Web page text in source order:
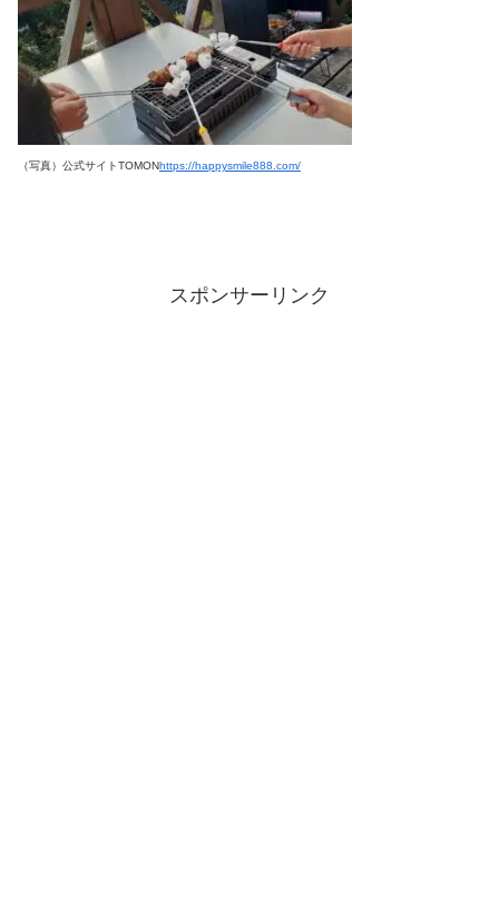
（写真）公式サイトTOMONhttps://happysmile888.com/
スポンサーリンク